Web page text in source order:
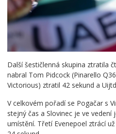
Další šestičlenná skupina ztratila
nabral Tom Pidcock (Pinarello
Victorious) ztratil 42 sekund a
V celkovém pořadí se Pogačar s
stejný čas a Slovinec je ve vedení
umístění. Třetí Evenepoel ztrácí